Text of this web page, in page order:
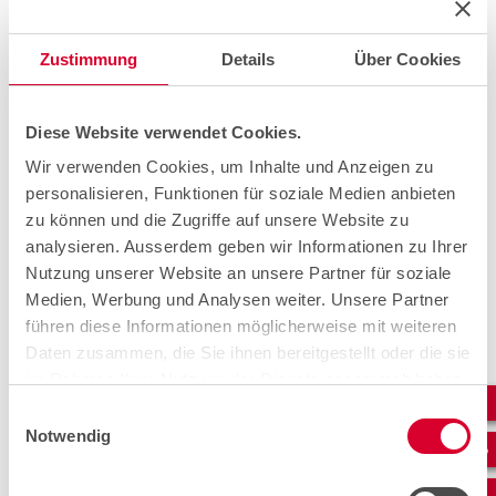
Zustimmung Details Über Cookies
Diese Website verwendet Cookies.
Wir verwenden Cookies, um Inhalte und Anzeigen zu
personalisieren, Funktionen für soziale Medien anbieten
zu können und die Zugriffe auf unsere Website zu
analysieren. Ausserdem geben wir Informationen zu Ihrer
Nutzung unserer Website an unsere Partner für soziale
Medien, Werbung und Analysen weiter. Unsere Partner
führen diese Informationen möglicherweise mit weiteren
Daten zusammen, die Sie ihnen bereitgestellt oder die sie
Notwendig
Uhr war das SRF meistens mit der letzten Übertragung
fertig. Dann hiess es abbauen und zum nächsten Standort